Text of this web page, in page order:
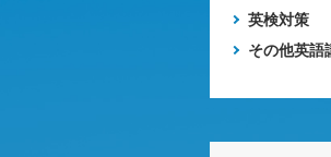
英検対策
その他英語